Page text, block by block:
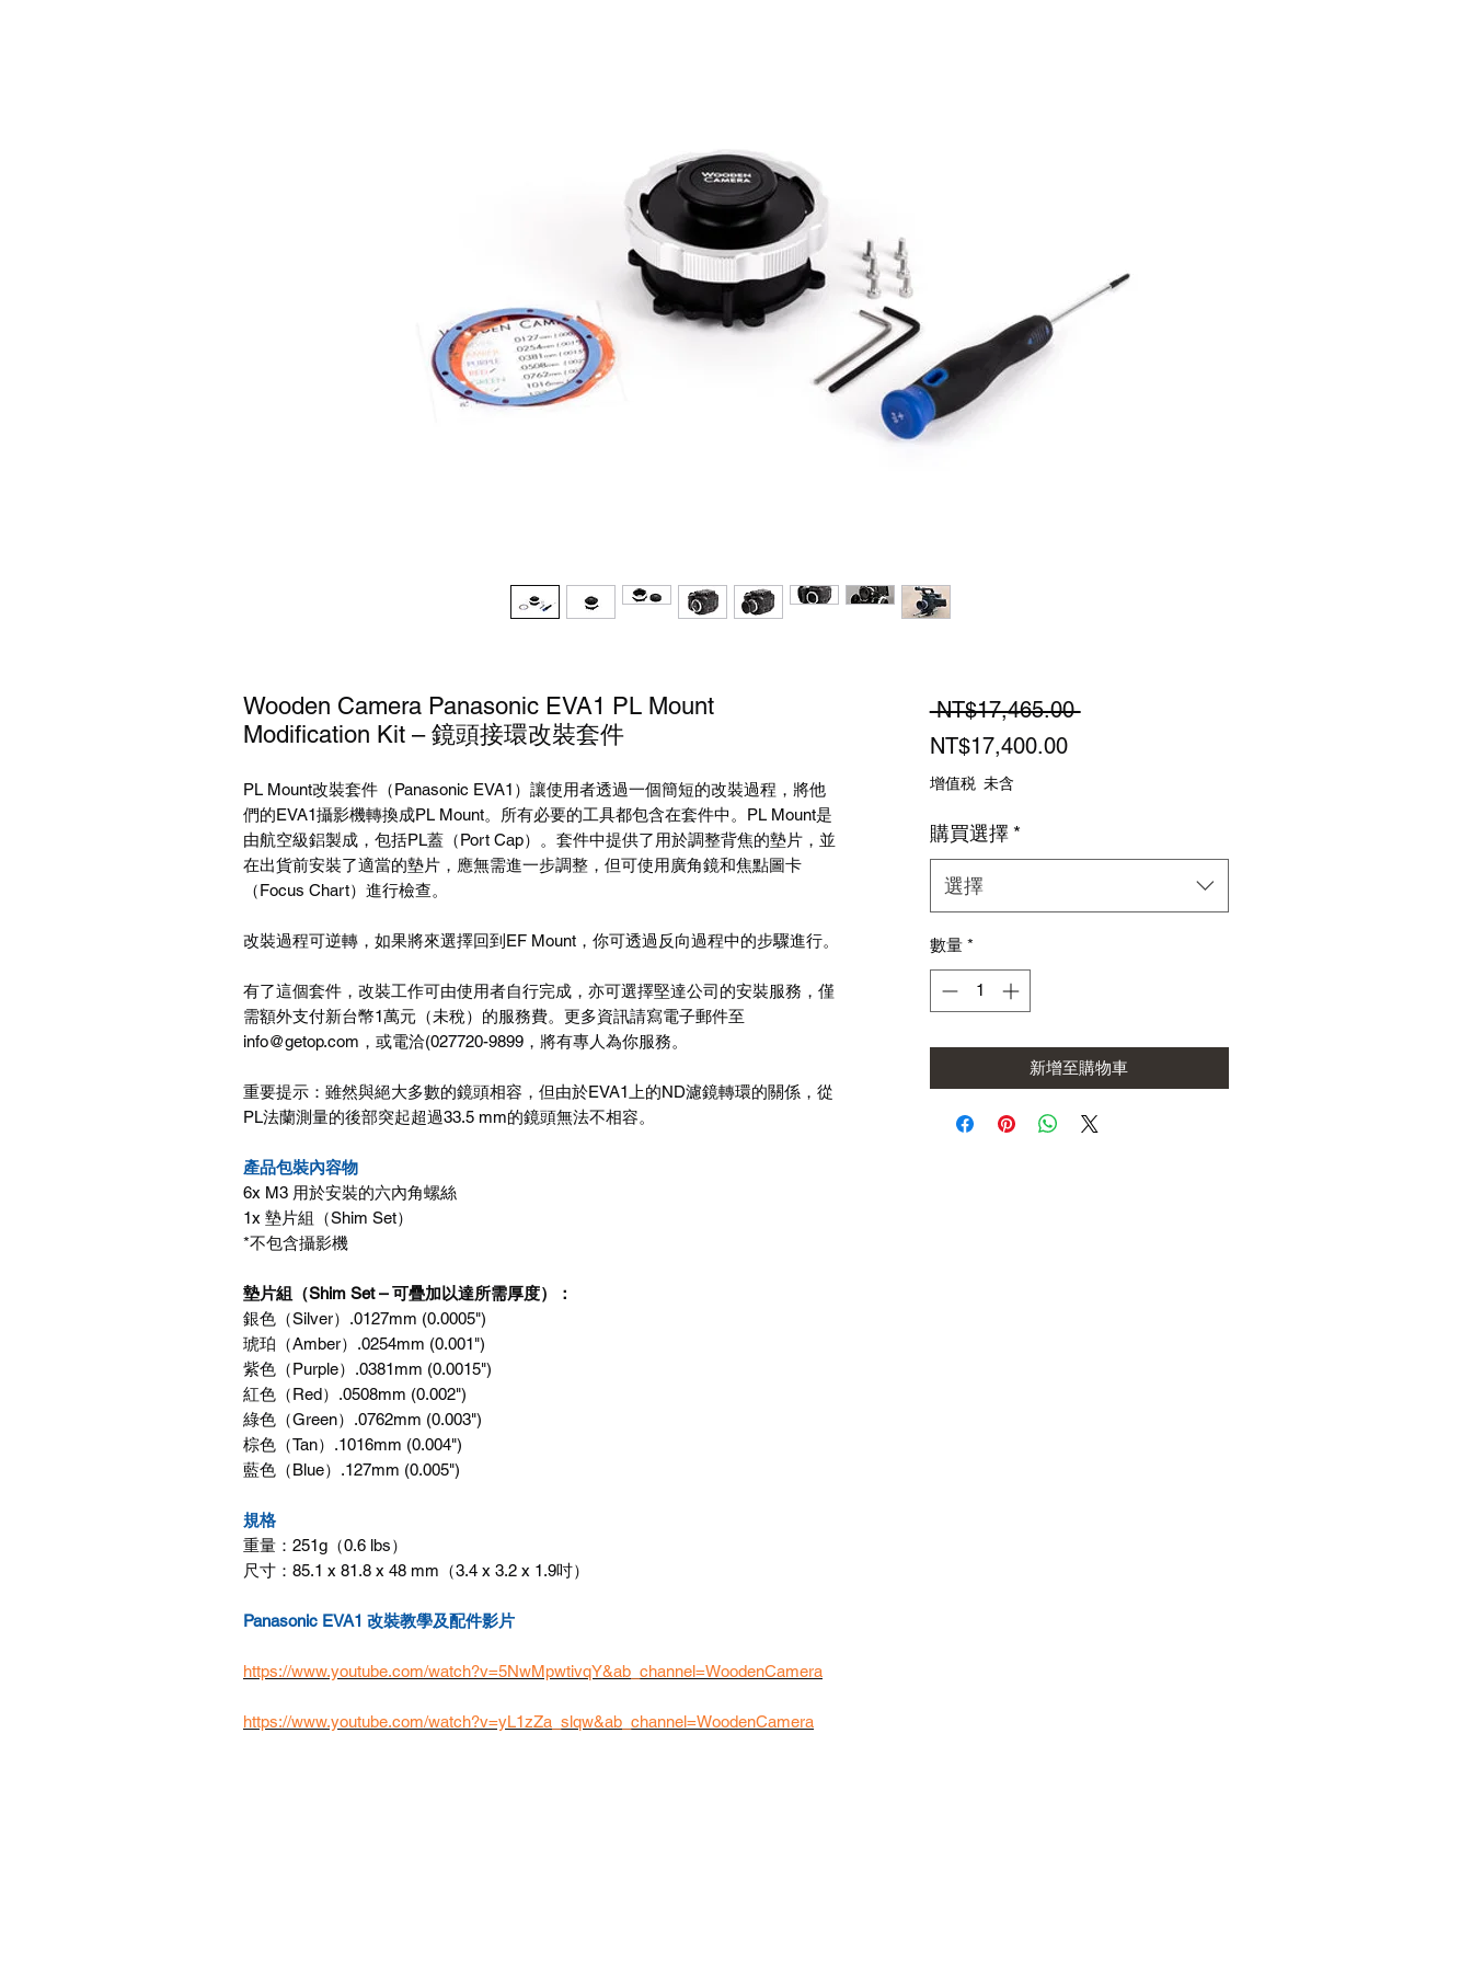
Wooden Camera Panasonic EVA1 PL Mount
Modification Kit – 鏡頭接環改裝套件
PL Mount改裝套件（Panasonic EVA1）讓使用者透過一個簡短的改裝過程，將他
們的EVA1攝影機轉換成PL Mount。所有必要的工具都包含在套件中。PL Mount是
由航空級鋁製成，包括PL蓋（Port Cap）。套件中提供了用於調整背焦的墊片，並
在出貨前安裝了適當的墊片，應無需進一步調整，但可使用廣角鏡和焦點圖卡
（Focus Chart）進行檢查。
改裝過程可逆轉，如果將來選擇回到EF Mount，你可透過反向過程中的步驟進行。
有了這個套件，改裝工作可由使用者自行完成，亦可選擇堅達公司的安裝服務，僅
需額外支付新台幣1萬元（未稅）的服務費。更多資訊請寫電子郵件至
info@getop.com，或電洽(027720-9899，將有專人為你服務。
重要提示：雖然與絕大多數的鏡頭相容，但由於EVA1上的ND濾鏡轉環的關係，從
PL法蘭測量的後部突起超過33.5 mm的鏡頭無法不相容。
產品包裝內容物
6x M3 用於安裝的六內角螺絲
1x 墊片組（Shim Set）
*不包含攝影機
墊片組（Shim Set – 可疊加以達所需厚度）：
銀色（Silver）.0127mm (0.0005")
琥珀（Amber）.0254mm (0.001")
紫色（Purple）.0381mm (0.0015")
紅色（Red）.0508mm (0.002")
綠色（Green）.0762mm (0.003")
棕色（Tan）.1016mm (0.004")
藍色（Blue）.127mm (0.005")
規格
重量：251g（0.6 lbs）
尺寸：85.1 x 81.8 x 48 mm（3.4 x 3.2 x 1.9吋）
Panasonic EVA1 改裝教學及配件影片
https://www.youtube.com/watch?v=5NwMpwtivqY&ab_channel=WoodenCamera
https://www.youtube.com/watch?v=yL1zZa_slqw&ab_channel=WoodenCamera
NT$17,465.00 一
NT$17,400.00促
格
增值税 未含
購買選擇 *
選擇
數量 *
新增至購物車